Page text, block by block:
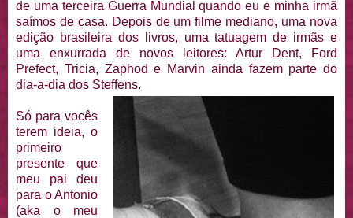
de uma terceira Guerra Mundial quando eu e minha irmã
saímos de casa. Depois de um filme mediano, uma nova
edição brasileira dos livros, uma tatuagem de irmãs e
uma enxurrada de novos leitores: Artur Dent, Ford
Prefect, Tricia, Zaphod e Marvin ainda fazem parte do
dia-a-dia dos Steffens.
Só para vocês
terem ideia, o
primeiro
presente que
meu pai deu
para o Antonio
(aka o meu